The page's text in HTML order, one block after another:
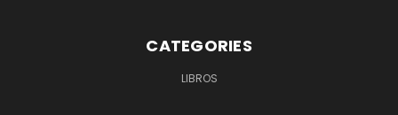
CATEGORIES
LIBROS